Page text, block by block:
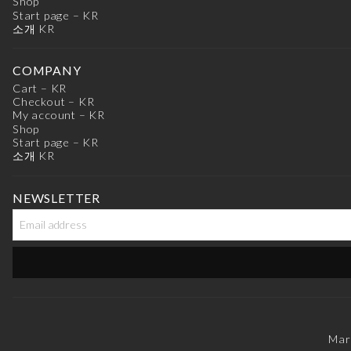
Start page – KR
소개 KR
COMPANY
Cart – KR
Checkout – KR
My account – KR
Shop
Start page – KR
소개 KR
NEWSLETTER